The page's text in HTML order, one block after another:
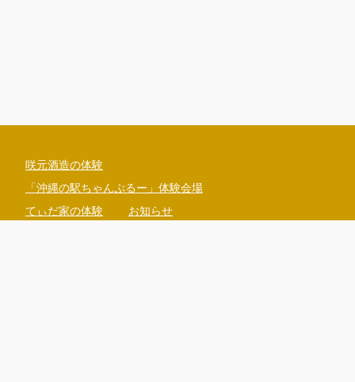
咲元酒造の体験
「沖縄の駅ちゃんぷるー」体験会場
てぃだ家の体験
お知らせ